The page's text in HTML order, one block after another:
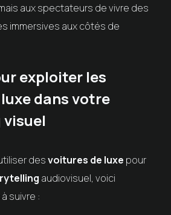
aux spectateurs de vivre des
immersives aux côtés de
exploiter les
dans votre
desvoitures de luxe pour
audiovisuel, voici
suivre :